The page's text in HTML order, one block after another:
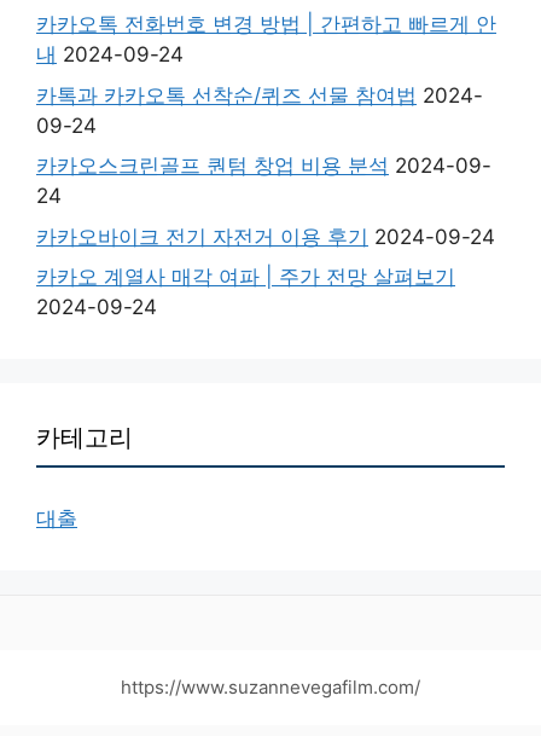
카카오톡 전화번호 변경 방법 | 간편하고 빠르게 안
내 2024-09-24
카톡과 카카오톡 선착순/퀴즈 선물 참여법 2024-
09-24
카카오스크린골프 퀀텀 창업 비용 분석 2024-09-
24
카카오바이크 전기 자전거 이용 후기 2024-09-24
카카오 계열사 매각 여파 | 주가 전망 살펴보기
2024-09-24
카테고리
대출
https://www.suzannevegafilm.com/